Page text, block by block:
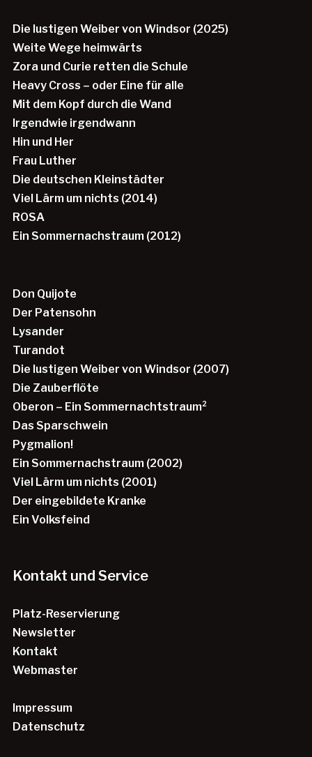
Die lustigen Weiber von Windsor (2025)
Weite Wege heimwärts
Zora und Curie retten die Schule
Heavy Cross – oder Eine für alle
Mit dem Kopf durch die Wand
Irgendwie irgendwann
Hin und Her
Frau Luther
Die deutschen Kleinstädter
Viel Lärm um nichts (2014)
ROSA
Ein Sommernachstraum (2012)
Don Quijote
Der Patensohn
Lysander
Turandot
Die lustigen Weiber von Windsor (2007)
Die Zauberflöte
Oberon – Ein Sommernachtstraum²
Das Sparschwein
Pygmalion!
Ein Sommernachstraum (2002)
Viel Lärm um nichts (2001)
Der eingebildete Kranke
Ein Volksfeind
Kontakt und Service
Platz-Reservierung
Newsletter
Kontakt
Webmaster
Impressum
Datenschutz